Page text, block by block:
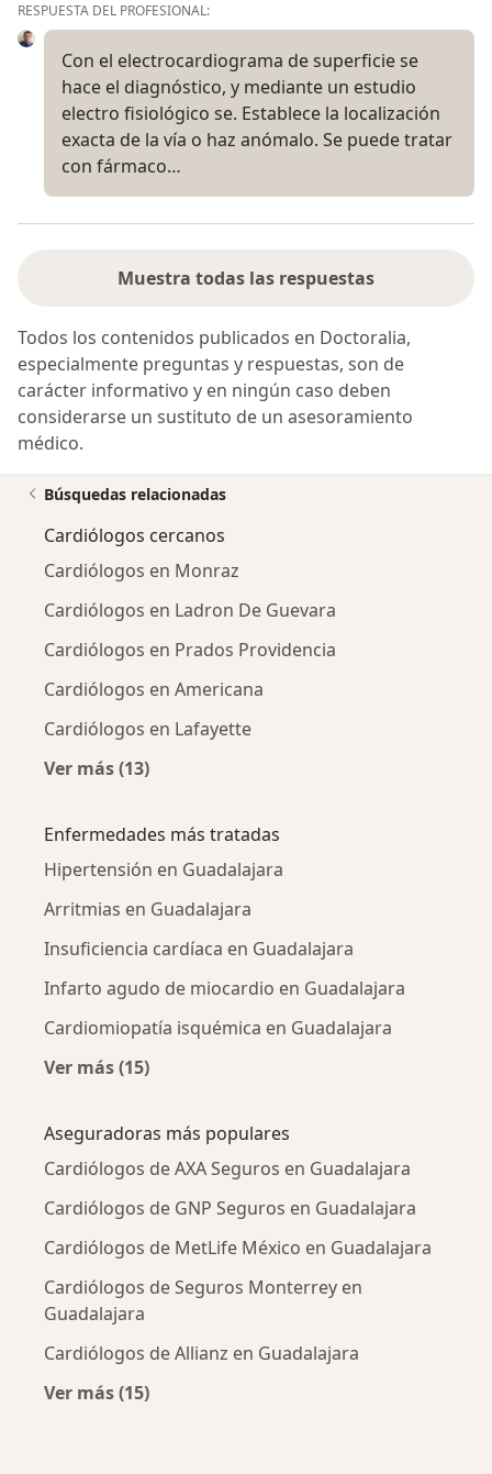
RESPUESTA DEL PROFESIONAL:
Con el electrocardiograma de superficie se
hace el diagnóstico, y mediante un estudio
electro fisiológico se. Establece la localización
exacta de la vía o haz anómalo. Se puede tratar
con fármaco…
Muestra todas las respuestas
Todos los contenidos publicados en Doctoralia,
especialmente preguntas y respuestas, son de
carácter informativo y en ningún caso deben
considerarse un sustituto de un asesoramiento
médico.
Búsquedas relacionadas
Cardiólogos cercanos
Cardiólogos en Monraz
Cardiólogos en Ladron De Guevara
Cardiólogos en Prados Providencia
Cardiólogos en Americana
Cardiólogos en Lafayette
Ver más (13)
Enfermedades más tratadas
Hipertensión en Guadalajara
Arritmias en Guadalajara
Insuficiencia cardíaca en Guadalajara
Infarto agudo de miocardio en Guadalajara
Cardiomiopatía isquémica en Guadalajara
Ver más (15)
Aseguradoras más populares
Cardiólogos de AXA Seguros en Guadalajara
Cardiólogos de GNP Seguros en Guadalajara
Cardiólogos de MetLife México en Guadalajara
Cardiólogos de Seguros Monterrey en
Guadalajara
Cardiólogos de Allianz en Guadalajara
Ver más (15)